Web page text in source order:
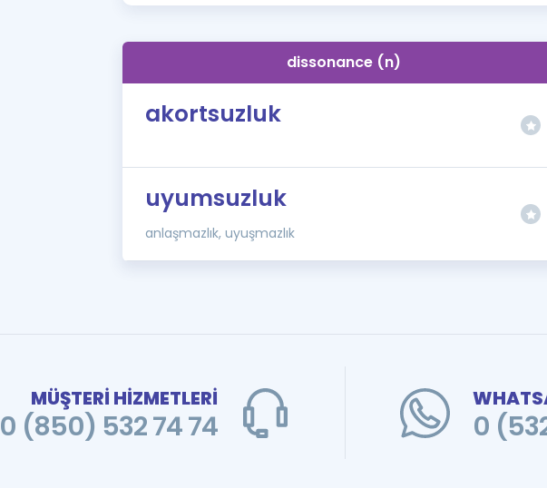
İngilizce
dissonance (n)
akortsuzluk
uyumsuzluk
anlaşmazlık, uyuşmazlık
MÜŞTERİ HİZMETLERİ
0 (850) 532 74 74 0